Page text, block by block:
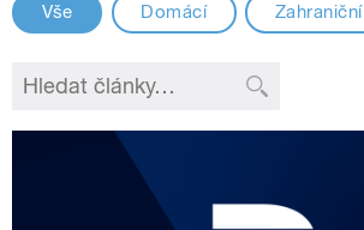
Vše Domácí Zahraniční